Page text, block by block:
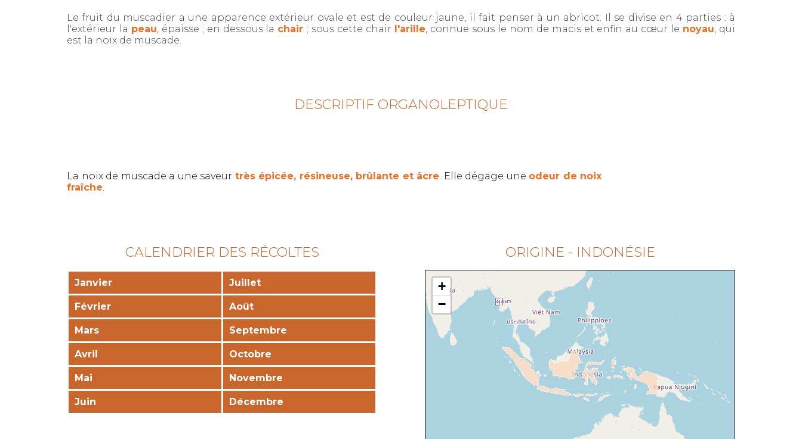
Le fruit du muscadier a une apparence extérieur ovale et est de couleur jaune, il fait penser à un abricot. Il se divise en 4 parties : à
l'extérieur la peau, épaisse ; en dessous la chair ; sous cette chair l'arille, connue sous le nom de macis et enfin au cœur le noyau, qui
est la noix de muscade.
DESCRIPTIF ORGANOLEPTIQUE
La noix de muscade a une saveur très épicée, résineuse, brûlante et âcre. Elle dégage une odeur de noix
fraîche.
CALENDRIER DES RÉCOLTES
Janvier Juillet
Février Août
Mars Septembre
Avril Octobre
Mai Novembre
Juin Décembre
ORIGINE - INDONÉSIE
+
−